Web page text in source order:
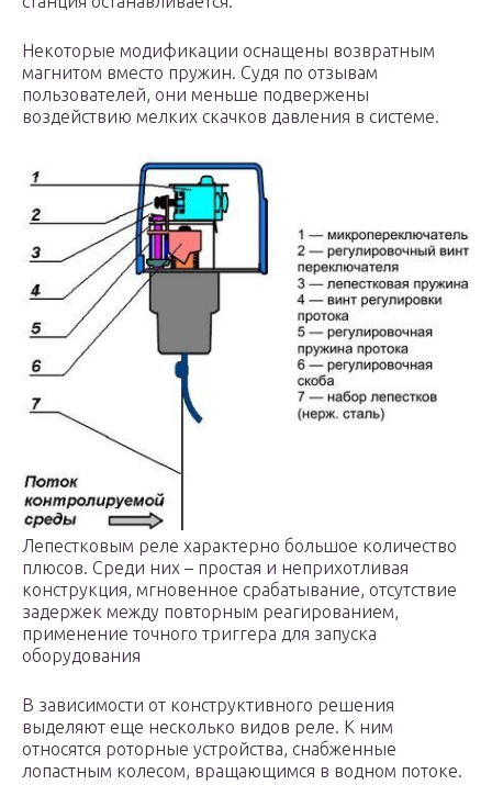
Некоторые модификации оснащены возвратным
магнитом вместо пружин. Судя по отзывам
пользователей, они меньше подвержены
воздействию мелких скачков давления в системе.
Лепестковым реле характерно большое количество
плюсов. Среди них – простая и неприхотливая
конструкция, мгновенное срабатывание, отсутствие
задержек между повторным реагированием,
применение точного триггера для запуска
оборудования
В зависимости от конструктивного решения
выделяют еще несколько видов реле. К ним
относятся роторные устройства, снабженные
лопастным колесом, вращающимся в водном потоке.